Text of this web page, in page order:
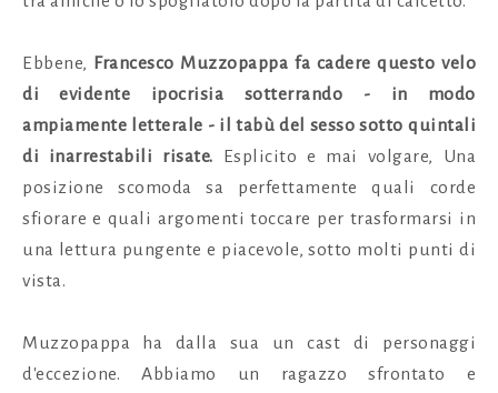
Ebbene, Francesco Muzzopappa fa cadere questo velo
di evidente ipocrisia sotterrando - in modo
ampiamente letterale - il tabù del sesso sotto quintali
di inarrestabili risate. Esplicito e mai volgare, Una
posizione scomoda
sa perfettamente quali corde
sfiorare e quali argomenti toccare per trasformarsi in
una lettura pungente e piacevole, sotto molti punti di
vista.
Muzzopappa ha dalla sua un cast di personaggi
d'eccezione. Abbiamo un ragazzo sfrontato e